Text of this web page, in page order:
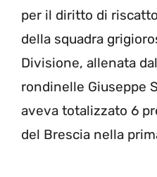
per il diritto di
della squadra
Divisione, allenata
rondinelle Giuseppe
aveva totalizzato 6
del Brescia nella